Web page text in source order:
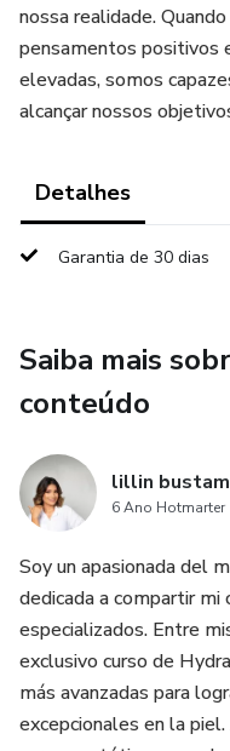
nossa realidade.
pensamentos positivos
elevadas, somos
alcançar nossos
Detalhes
Garantia de 30 dias
Saiba mais
conteúdo
lillin
6 Ano Hotmarter
Soy un apasionada del
dedicada a compartir mi
especializados. Entre
exclusivo curso de
más avanzadas para
excepcionales en la